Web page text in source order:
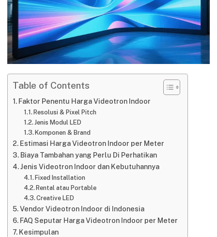
Table of Contents
Faktor Penentu Harga Videotron Indoor
Resolusi & Pixel Pitch
Jenis Modul LED
Komponen & Brand
Estimasi Harga Videotron Indoor per Meter
Biaya Tambahan yang Perlu Di Perhatikan
Jenis Videotron Indoor dan Kebutuhannya
Fixed Installation
Rental atau Portable
Creative LED
Vendor Videotron Indoor di Indonesia
FAQ Seputar Harga Videotron Indoor per Meter
Kesimpulan